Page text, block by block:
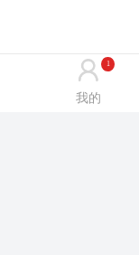
发私信
我的
1